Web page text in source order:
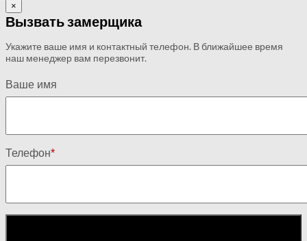
×
Вызвать замерщика
Укажите ваше имя и контактный телефон. В ближайшее время
наш менеджер вам перезвонит.
Ваше имя
Телефон*